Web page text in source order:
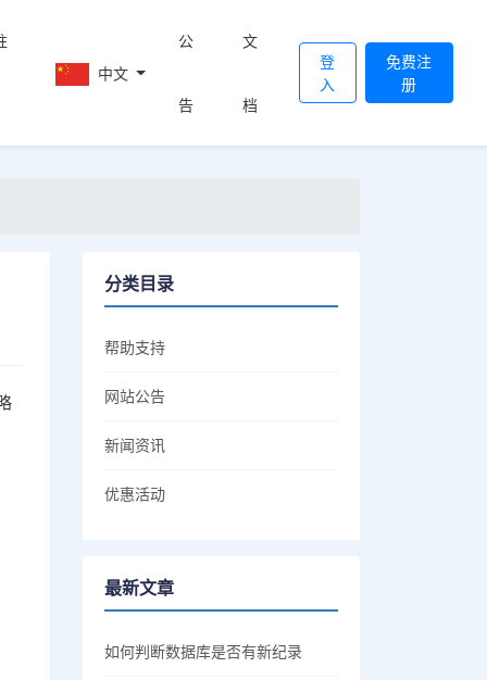
中文
公
告
文
档
登
入
免费注
册
分类目录
帮助支持
网站公告
新闻资讯
优惠活动
最新文章
如何判断数据库是否有新纪录